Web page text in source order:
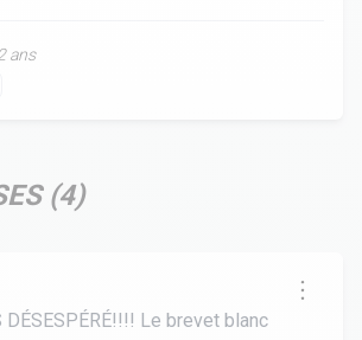
ans
(4)
DÉSESPÉRÉ!!!! Le brevet blanc